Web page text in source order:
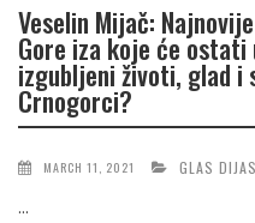
Veselin Mijač:
Gore iza koje će
izgubljeni životi, glad i
Crnogorci?
MARCH 11, 2021 GLAS
...